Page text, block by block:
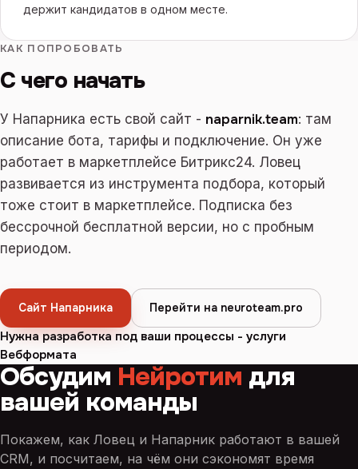
держит кандидатов в одном месте.
КАК ПОПРОБОВАТЬ
С чего начать
У Напарника есть свой сайт - naparnik.team: там
описание бота, тарифы и подключение. Он уже
работает в маркетплейсе Битрикс24. Ловец
развивается из инструмента подбора, который
тоже стоит в маркетплейсе. Подписка без
бессрочной бесплатной версии, но с пробным
периодом.
Сайт Напарника Перейти на neuroteam.pro
Нужна разработка под ваши процессы - услуги
Вебформата
Обсудим Нейротим для
вашей команды
Покажем, как Ловец и Напарник работают в вашей
CRM, и посчитаем, на чём они сэкономят время